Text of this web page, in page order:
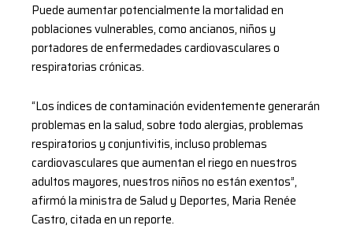
Puede aumentar potencialmente la mortalidad en
poblaciones vulnerables, como ancianos, niños y
portadores de enfermedades cardiovasculares o
respiratorias crónicas.
“Los índices de contaminación evidentemente generarán
problemas en la salud, sobre todo alergias, problemas
respiratorios y conjuntivitis, incluso problemas
cardiovasculares que aumentan el riego en nuestros
adultos mayores, nuestros niños no están exentos”,
afirmó la ministra de Salud y Deportes, Maria Renée
Castro, citada en un reporte.